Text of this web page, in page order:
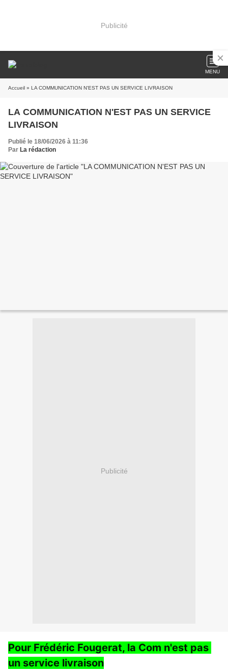
Publicité
MENU
Accueil » LA COMMUNICATION N'EST PAS UN SERVICE LIVRAISON
LA COMMUNICATION N'EST PAS UN SERVICE
LIVRAISON
Publié le 18/06/2026 à 11:36
Par La rédaction
Publicité
Pour Frédéric Fougerat, la Com n'est pas
un service livraison